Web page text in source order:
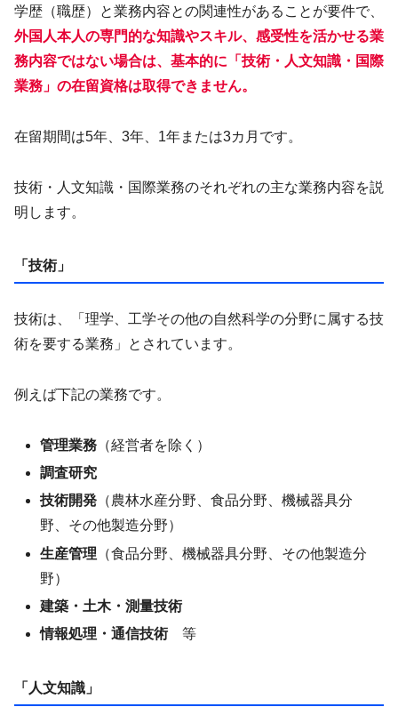
学歴（職歴）と業務内容との関連性があることが要件で、
外国人本人の専門的な知識やスキル、感受性を活かせる業
務内容ではない場合は、基本的に「技術・人文知識・国際
業務」の在留資格は取得できません。
在留期間は5年、3年、1年または3カ月です。
技術・人文知識・国際業務のそれぞれの主な業務内容を説
明します。
「技術」
技術は、「理学、工学その他の自然科学の分野に属する技
術を要する業務」とされています。
例えば下記の業務です。
管理業務 （経営者を除く）
調査研究
技術開発 （農林水産分野、食品分野、機械器具分
野、その他製造分野）
生産管理 （食品分野、機械器具分野、その他製造分
野）
建築・土木・測量技術
情報処理・通信技術 等
「人文知識」